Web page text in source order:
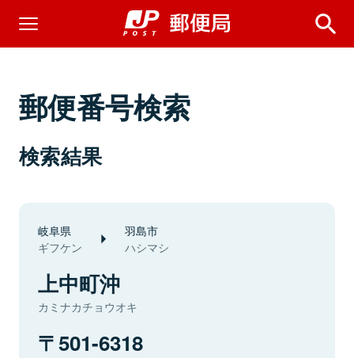
郵便番号検索
検索結果
岐阜県
ギフケン
羽島市
ハシマシ
上中町沖
カミナカチョウオキ
501-6318